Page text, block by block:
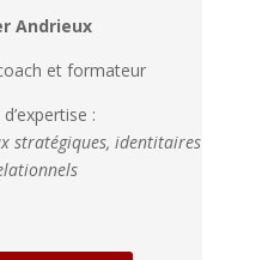
Andrieux
et formateur
:
stratégiques, identitaires